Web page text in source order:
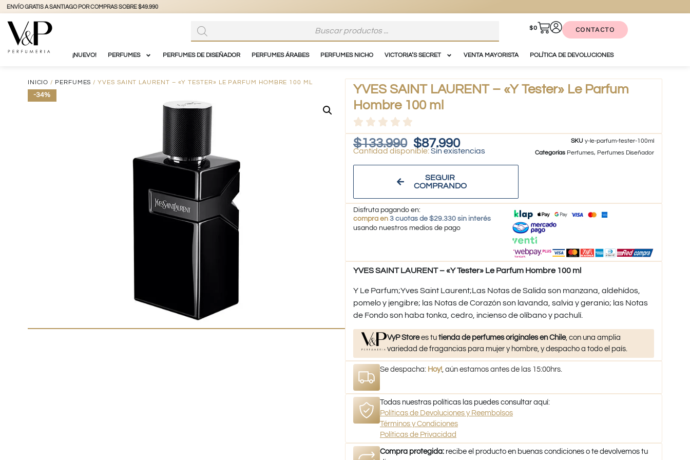
+56 9 3877 3738 @vyp_store.chile vypstore.cl
$0 CONTACTO
¡NUEVO! PERFUMES PERFUMES DE DISEÑADOR PERFUMES ÁRABES PERFUMES NICHO VICTORIA’S SECRET VENTA MAYORISTA POLÍTICA DE DEVOLUCIONES
INICIO / PERFUMES / YVES SAINT LAURENT – «Y TESTER» LE PARFUM HOMBRE 100 ML
-34%
YVES SAINT LAURENT – «Y Tester» Le Parfum
Hombre 100 ml
$133.990 $87.990
Sin existencias
SEGUIR
COMPRANDO
SKUy-le-parfum-tester-100ml
Categorías Perfumes, Perfumes Diseñador
Disfruta pagando en:
compra en 3 cuotas de $29.330 sin interés
usando nuestros medios de pago
YVES SAINT LAURENT – «Y Tester» Le Parfum Hombre 100 ml
Y Le Parfum;Yves Saint Laurent;Las Notas de Salida son manzana, aldehídos,
pomelo y jengibre; las Notas de Corazón son lavanda, salvia y geranio; las Notas
de Fondo son haba tonka, cedro, incienso de olíbano y pachulí.
VyP Storees tutienda de perfumes originales en Chile, con una amplia
variedad de fragancias para mujer y hombre, y despacho a todo el país.
Se despacha: Hoy! , aún estamos antes de las 15:00hrs.
Todas nuestras políticas las puedes consultar aquí:
Políticas de Devoluciones y Reembolsos
Términos y Condiciones
Políticas de Privacidad
Compra protegida: recibe el producto en buenas condiciones o te devolvemos tu